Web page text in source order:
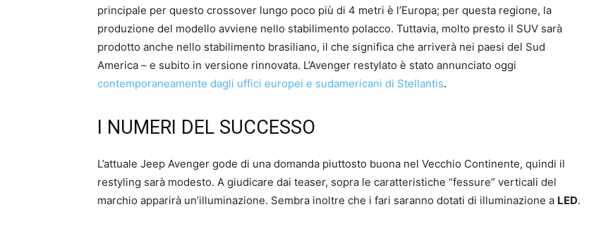
principale per questo crossover lungo poco più di 4 metri è l’Europa; per questa regione, la
produzione del modello avviene nello stabilimento polacco. Tuttavia, molto presto il SUV sarà
prodotto anche nello stabilimento brasiliano, il che significa che arriverà nei paesi del Sud
America – e subito in versione rinnovata. L’Avenger restylato è stato annunciato oggi
contemporaneamente dagli uffici europei e sudamericani di Stellantis.
I NUMERI DEL SUCCESSO
L’attuale Jeep Avenger gode di una domanda piuttosto buona nel Vecchio Continente, quindi il
restyling sarà modesto. A giudicare dai teaser, sopra le caratteristiche “fessure” verticali del
marchio apparirà un’illuminazione. Sembra inoltre che i fari saranno dotati di illuminazione a LED.